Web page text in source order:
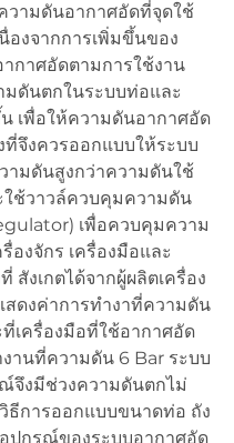
วามดันอากาศอัดที่จุดใช้
องจากการเพิ่มขึ้นของ
ากาศอัดตามการใช้งาน
มดันตกในระบบท่อและ
เพื่อให้ความดันอากาศอัด
จึงควรออกแบบให้ระบบ
ามดันสูงกว่าความดันใช้
ใช้วาวล์ควบคุมความดัน
เพื่อควบคุมความ
องจักร เครื่องมือและ
สังเกตได้จากผู้ผลิตเครื่อง
สดงค่าการทำงาที่ความดัน
เครื่องมือที่ใช้อากาศอัด
งานที่ความดัน 6 Bar ระบบ
จึงมีช่วงความดันตกไม่
วิธีการออกแบบขนาดท่อ ถัง
ปกรณ์ของระบบอากาศอัด